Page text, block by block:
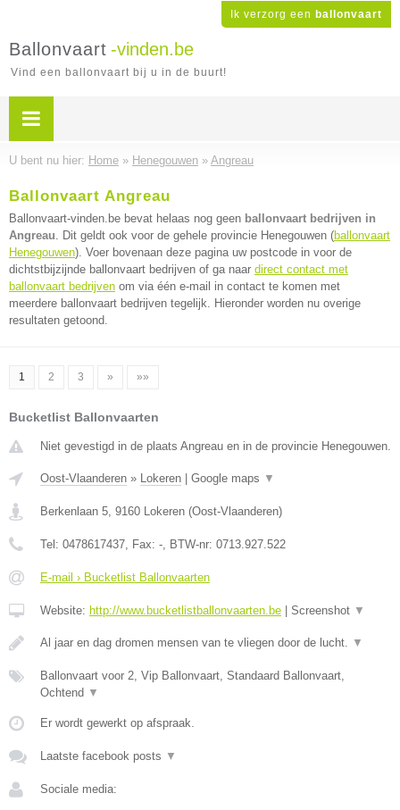
Ik verzorg een ballonvaart
Ballonvaart -vinden.be
Vind een ballonvaart bij u in de buurt!
U bent nu hier: Home » Henegouwen » Angreau
Ballonvaart Angreau
Ballonvaart-vinden.be bevat helaas nog geen ballonvaart bedrijven in
Angreau. Dit geldt ook voor de gehele provincie Henegouwen (ballonvaart
Henegouwen). Voer bovenaan deze pagina uw postcode in voor de
dichtstbijzijnde ballonvaart bedrijven of ga naar direct contact met
ballonvaart bedrijven om via één e-mail in contact te komen met
meerdere ballonvaart bedrijven tegelijk. Hieronder worden nu overige
resultaten getoond.
1 2 3 » »»
Bucketlist Ballonvaarten
Niet gevestigd in de plaats Angreau en in de provincie Henegouwen.
Oost-Vlaanderen » Lokeren Google maps ▼
Berkenlaan 5, 9160 Lokeren (Oost-Vlaanderen)
Tel: 0478617437, Fax: -, BTW-nr: 0713.927.522
E-mail › Bucketlist Ballonvaarten
Website: http://www.bucketlistballonvaarten.be Screenshot ▼
Al jaar en dag dromen mensen van te vliegen door de lucht. ▼
Ballonvaart voor 2, Vip Ballonvaart, Standaard Ballonvaart,
Ochtend ▼
Er wordt gewerkt op afspraak.
Laatste facebook posts ▼
Sociale media: